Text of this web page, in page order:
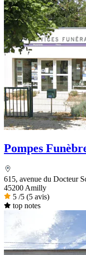
Pompes
615, avenue du Docteur
45200 Amilly
5 /5 (5 avis)
top notes